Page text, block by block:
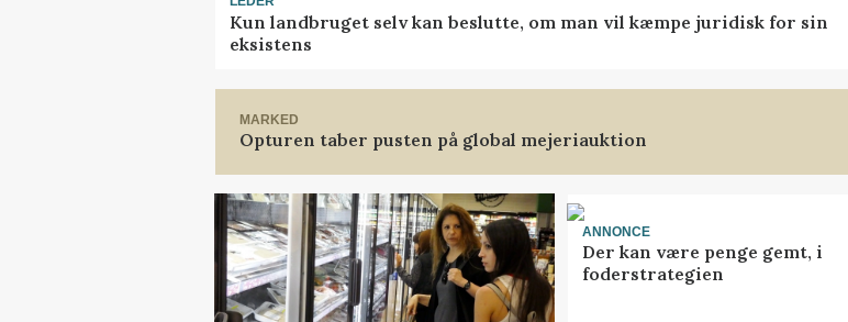
Kun landbruget selv kan beslutte, om man vil kæmpe juridisk for sin
eksistens
MARKED
Opturen taber pusten på global mejeriauktion
ANNONCE
Der kan være penge gemt, i
foderstrategien